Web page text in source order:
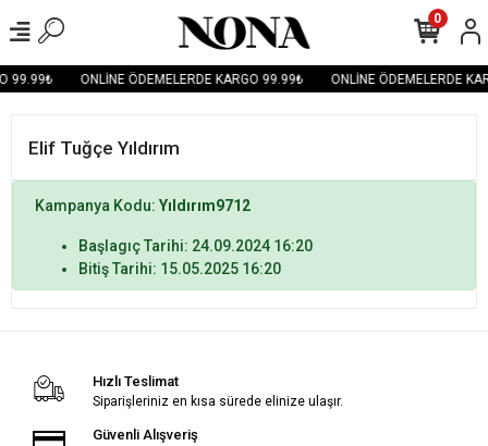
99.99₺ ONLİNE ÖDEMELERDE KARGO 99.99₺ ONLİNE ÖDEMELERDE
0
Elif Tuğçe Yıldırım
Kampanya Kodu: Yıldırım9712
Başlagıç Tarihi: 24.09.2024 16:20
Bitiş Tarihi: 15.05.2025 16:20
Hızlı Teslimat
Siparişleriniz en kısa sürede elinize ulaşır.
Güvenli Alışveriş